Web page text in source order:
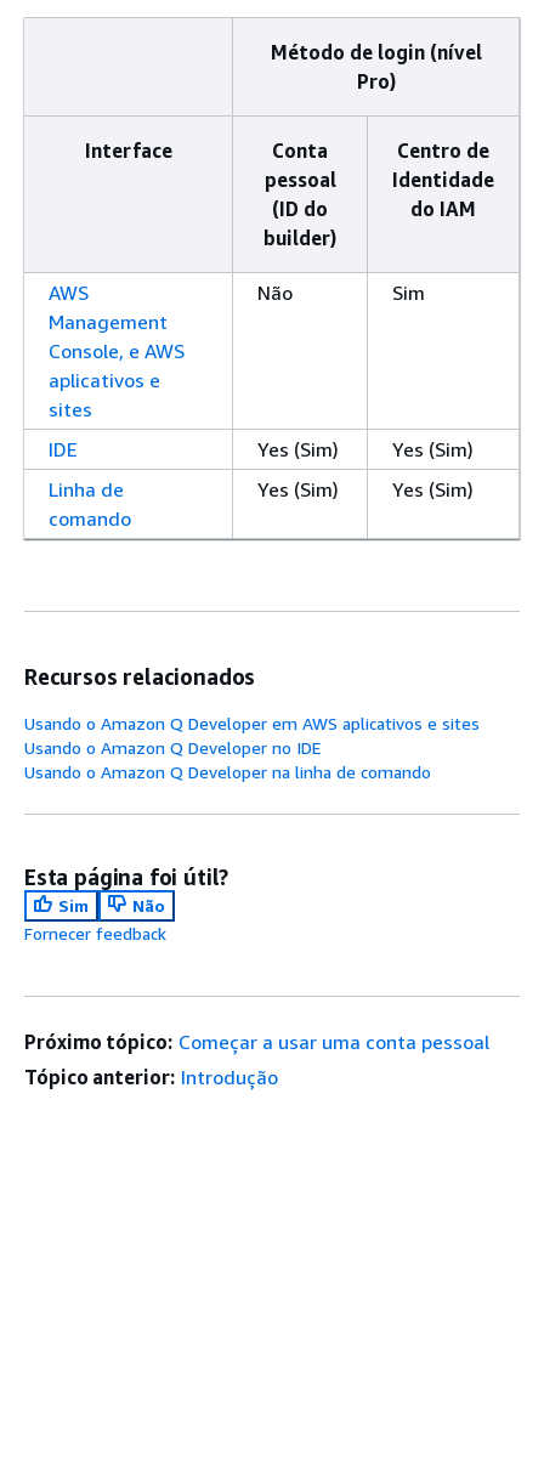
Método de login (nível
Pro)
Interface
Conta
pessoal
(ID do
builder)
Centro de
Identidade
do IAM
AWS
Management
Console, e AWS
aplicativos e
sites
Não Sim
IDE Yes (Sim)
Yes (Sim)
Linha de
comando
Yes (Sim) Yes (Sim)
Recursos relacionados
Usando o Amazon Q Developer em AWS aplicativos e sites
Usando o Amazon Q Developer no IDE
Usando o Amazon Q Developer na linha de comando
Esta página foi útil?
Sim
Não
Fornecer feedback
Próximo tópico: Começar a usar uma conta pessoal
Tópico anterior: Introdução